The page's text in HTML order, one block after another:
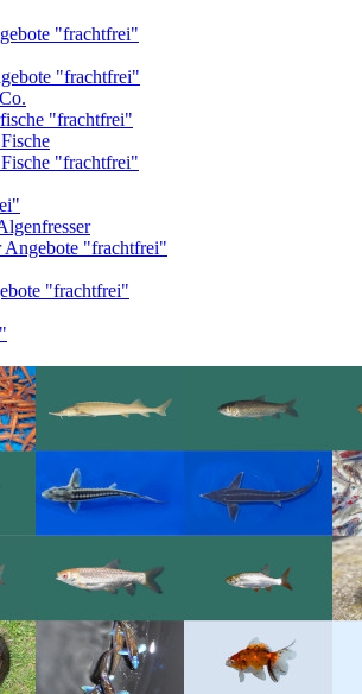
"frachtfrei"
"frachtfrei"
"frachtfrei"
"frachtfrei"
Angebote "frachtfrei"
"frachtfrei"